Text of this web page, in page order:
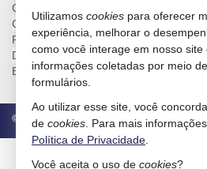
CUB /
CUB /SCvariação
0,95%
Poupança
0,6738%
Dólar Comercial
R$ 5,09
Euro
R$ 5,88
© 2026 CRECI/SC 4586-J Política de
Utilizamos cookies para oferecer
experiência, melhorar o
como você interage em nosso site
informações coletadas por meio de
formulários.
Ao utilizar esse site, você
de cookies . Para mais
Política de Privacidade
Você aceita o uso de cookies?